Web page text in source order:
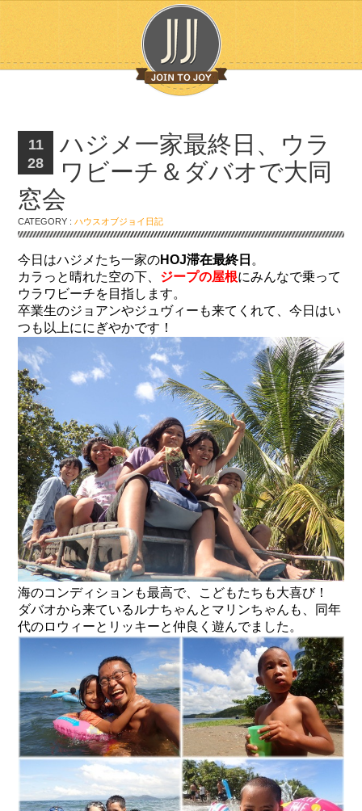
11
28
ハジメ一家最終日、ウラ
ワビーチ＆ダバオで大同
窓会
CATEGORY :ハウスオブジョイ日記
今日はハジメたち一家のHOJ滞在最終日 。
カラっと晴れた空の下、 ジープの屋根にみんなで乗って
ウラワビーチを目指します。
卒業生のジョアンやジュヴィーも来てくれて、今日はい
つも以上ににぎやかです！
海のコンディションも最高で、こどもたちも大喜び！
ダバオから来ているルナちゃんとマリンちゃんも、同年
代のロウィーとリッキーと仲良く遊んでました。